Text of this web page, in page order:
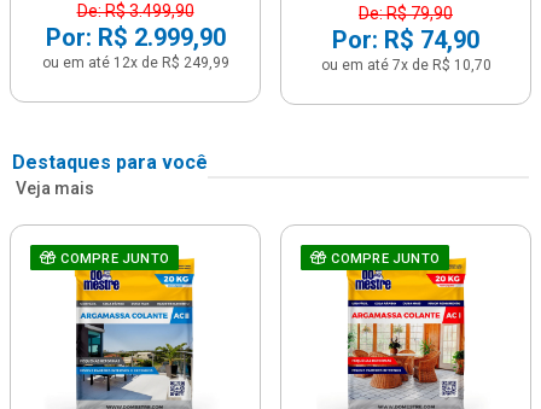
De: R$ 3.499,90
Por: R$ 2.999,90
ou em até 12x de R$ 249,99
De: R$ 79,90
Por: R$ 74,90
ou em até 7x de R$ 10,70
Destaques para você
Veja mais
COMPRE JUNTO COMPRE JUNTO